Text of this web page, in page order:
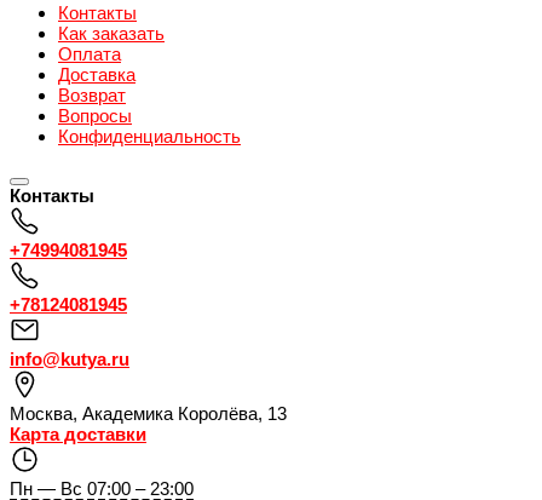
Контакты
Как заказать
Оплата
Доставка
Возврат
Вопросы
Конфиденциальность
Контакты
+74994081945
+78124081945
info@kutya.ru
Москва, Академика Королёва, 13
Карта доставки
Пн — Вс 07:00 – 23:00